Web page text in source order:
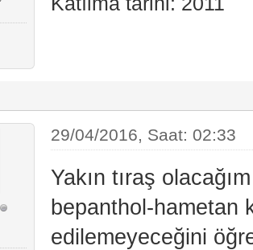
29/04/2016, Saat: 02:33
Yakın tıraş
bepanthol-hametan
edilemeyeceğini